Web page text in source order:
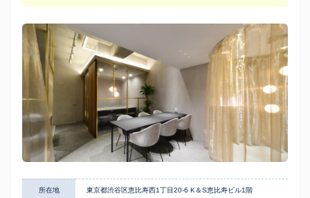
所在地 東京都渋谷区恵比寿西1丁目20-6 K＆S恵比寿ビル1階